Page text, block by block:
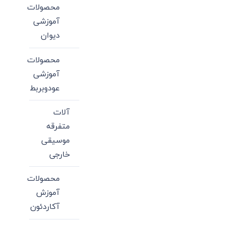
محصولات
آموزشی
دیوان
محصولات
آموزشی
عودوبربط
آلات
متفرقه
موسیقی
خارجی
محصولات
آموزش
آکاردئون